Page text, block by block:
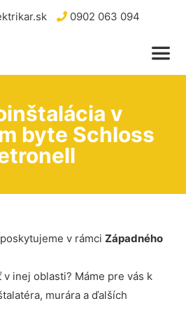
0902 063 094
v
byte Schloss
v rámci Západného
inej oblasti? Máme pre vás k
murára a ďalších